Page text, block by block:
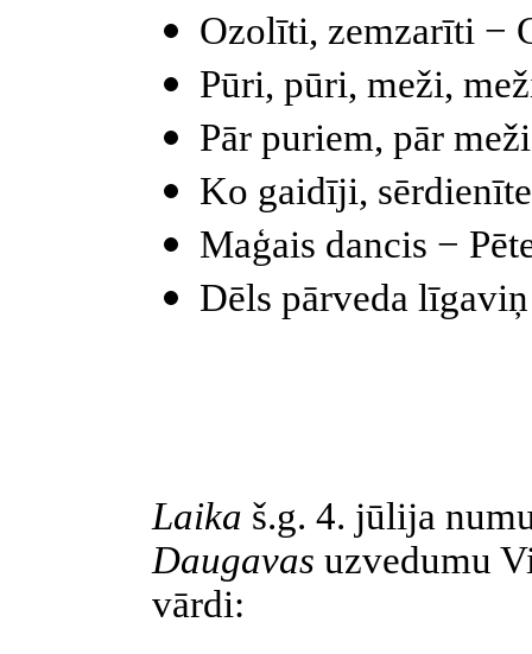
Ozolīti, zemzarīti −
Pūri, pūri, meži,
Pār puriem, pār
Ko gaidīji,
Maģais dancis −
Dēls pārveda
Laika š.g. 4. jūlija
Daugavas uzvedumu
vārdi: